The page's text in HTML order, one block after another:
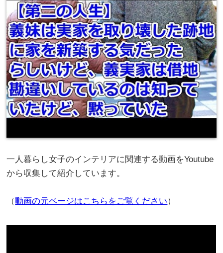
一人暮らし女子のインテリアに関連する動画をYoutube
から収集して紹介しています。
（動画の元ページはこちらをご覧ください）